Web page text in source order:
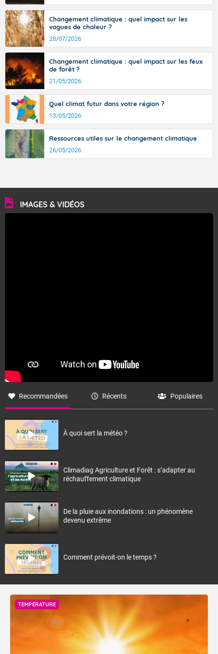
Changement climatique : quel impact sur les
vagues de chaleur ?
28/07/2026
Changement climatique : quel impact sur les feux
de forêt ?
21/05/2026
Quel climat futur dans votre région ?
13/05/2026
Ressources utiles sur le changement climatique
26/05/2026
IMAGES & VIDÉOS
Recommandées Récents Populaires
À quoi sert la météo ?
Climadiag Agriculture et Forêt : s’adapter au
réchauffement climatique
De la pluie aux inondations : un phénomène
devenu extrême
Comment prévoit-on le temps ?
TEMPÉRATURE